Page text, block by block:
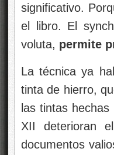
significativo.
el libro. El
voluta, permite
La técnica ya
tinta de hierro,
las tintas
XII deterioran
documentos